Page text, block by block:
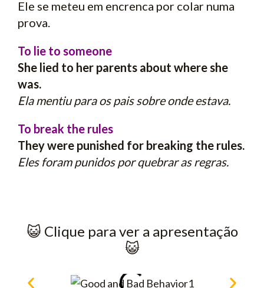
Ele se meteu em encrenca por colar numa
prova.
To lie to someone
She lied to her parents about where she
was.
Ela mentiu para os pais sobre onde estava.
To break the rules
They were punished for breaking the rules.
Eles foram punidos por quebrar as regras.
😺​ Clique para ver a apresentação
😺​